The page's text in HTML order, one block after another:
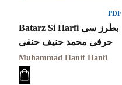
PDF
Batarz Si Harfi بطرز سی
حرفی محمد حنیف حنفی
Muhammad Hanif Hanfi